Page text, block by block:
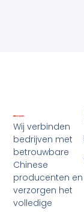
Wij verbinden
bedrijven met
betrouwbare
Chinese
producenten en
verzorgen het
volledige